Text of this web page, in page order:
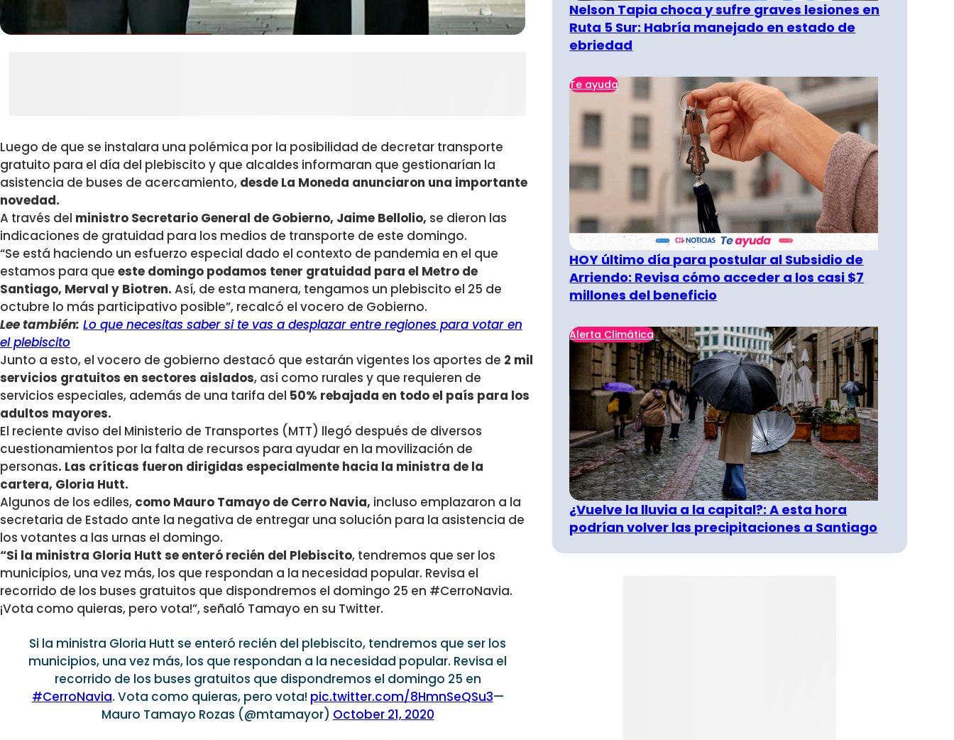
Luego de que se instalara una polémica por la posibilidad de decretar transporte
gratuito para el día del plebiscito y que alcaldes informaran que gestionarían la
asistencia de buses de acercamiento, desde La Moneda anunciaron una importante
novedad.
A través del ministro Secretario General de Gobierno, Jaime Bellolio, se dieron las
indicaciones de gratuidad para los medios de transporte de este domingo.
“Se está haciendo un esfuerzo especial dado el contexto de pandemia en el que
estamos para que este domingo podamos tener gratuidad para el Metro de
Santiago, Merval y Biotren. Así, de esta manera, tengamos un plebiscito el 25 de
octubre lo más participativo posible”, recalcó el vocero de Gobierno.
Lee también: Lo que necesitas saber si te vas a desplazar entre regiones para votar en
el plebiscito
Junto a esto, el vocero de gobierno destacó que estarán vigentes los aportes de 2 mil
servicios gratuitos en sectores aislados, así como rurales y que requieren de
servicios especiales, además de una tarifa del 50% rebajada en todo el país para los
adultos mayores.
El reciente aviso del Ministerio de Transportes (MTT) llegó después de diversos
cuestionamientos por la falta de recursos para ayudar en la movilización de
personas. Las críticas fueron dirigidas especialmente hacia la ministra de la
cartera, Gloria Hutt.
Algunos de los ediles, como Mauro Tamayo de Cerro Navia, incluso emplazaron a la
secretaria de Estado ante la negativa de entregar una solución para la asistencia de
los votantes a las urnas el domingo.
“Si la ministra Gloria Hutt se enteró recién del Plebiscito, tendremos que ser los
municipios, una vez más, los que respondan a la necesidad popular. Revisa el
recorrido de los buses gratuitos que dispondremos el domingo 25 en #CerroNavia.
¡Vota como quieras, pero vota!”, señaló Tamayo en su Twitter.
Si la ministra Gloria Hutt se enteró recién del plebiscito, tendremos que ser los
municipios, una vez más, los que respondan a la necesidad popular. Revisa el
recorrido de los buses gratuitos que dispondremos el domingo 25 en
#CerroNavia. Vota como quieras, pero vota! pic.twitter.com/8HmnSeQSu3—
Mauro Tamayo Rozas (@mtamayor) October 21, 2020
Nelson Tapia choca y sufre graves lesiones en
Ruta 5 Sur: Habría manejado en estado de
ebriedad
Te ayuda
HOY último día para postular al Subsidio de
Arriendo: Revisa cómo acceder a los casi $7
millones del beneficio
Alerta Climática
¿Vuelve la lluvia a la capital?: A esta hora
podrían volver las precipitaciones a Santiago